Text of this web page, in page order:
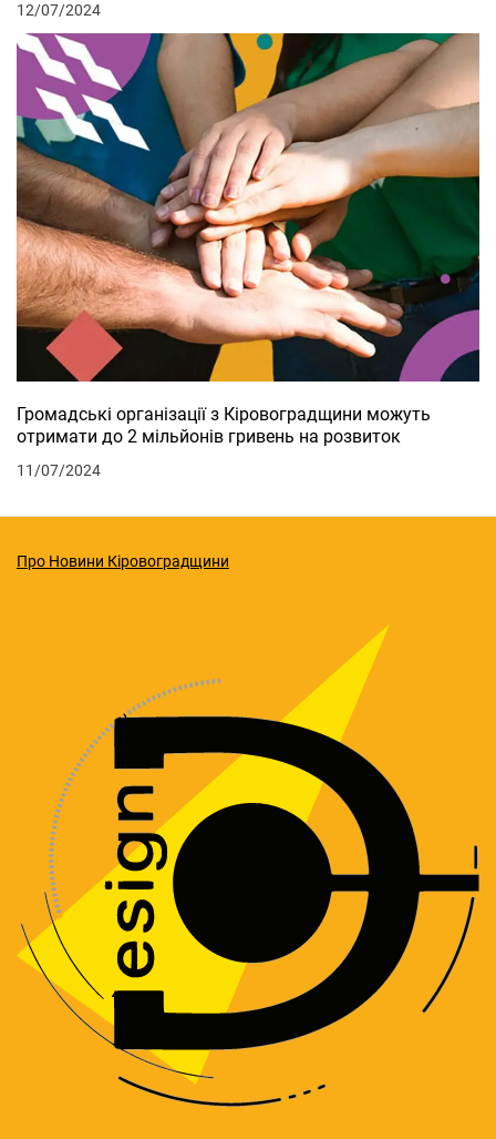
12/07/2024
Громадські організації з Кіровоградщини можуть
отримати до 2 мільйонів гривень на розвиток
11/07/2024
Про Новини Кіровоградщини